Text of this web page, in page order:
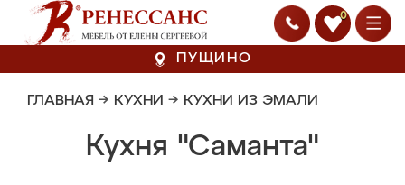
0
ПУЩИНО
ГЛАВНАЯ → КУХНИ → КУХНИ ИЗ ЭМАЛИ
Кухня "Саманта"